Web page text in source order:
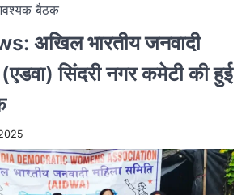
बैठक
अखिल भारतीय जनवादी
(एडवा) सिंदरी नगर कमेटी की हुई